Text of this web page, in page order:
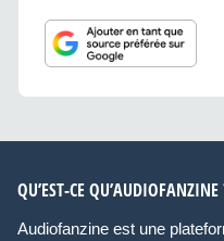
QU’EST-CE QU’AUDIOFANZINE
Audiofanzine est une